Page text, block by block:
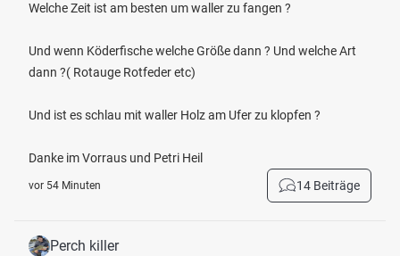
Welche Zeit ist am besten um waller zu fangen ?
Und wenn Köderfische welche Größe dann ? Und welche Art
dann ?( Rotauge Rotfeder etc)
Und ist es schlau mit waller Holz am Ufer zu klopfen ?
Danke im Vorraus und Petri Heil
vor 54 Minuten 14 Beiträge
Perch killer